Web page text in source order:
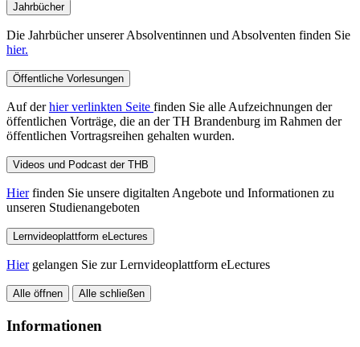
Jahrbücher
Die Jahrbücher unserer Absolventinnen und Absolventen finden Sie
hier.
Öffentliche Vorlesungen
Auf derhier verlinkten Seite finden Sie alle Aufzeichnungen der
öffentlichen Vorträge, die an der TH Brandenburg im Rahmen der
öffentlichen Vortragsreihen gehalten wurden.
Videos und Podcast der THB
Hierfinden Sie unsere digitalten Angebote und Informationen zu
unseren Studienangeboten
Lernvideoplattform eLectures
Hiergelangen Sie zur Lernvideoplattform eLectures
Alle öffnen Alle schließen
Informationen